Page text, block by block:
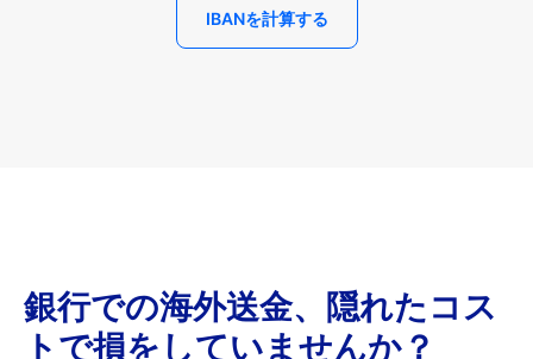
IBANを計算する
銀行での海外送金、隠れたコス
トで損をしていませんか？